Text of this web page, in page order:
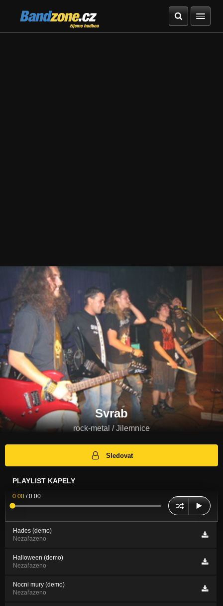
Bandzone.cz
žijeme hudbou
Svrab
rock-metal / Jilemnice
Sledovat
PLAYLIST KAPELY
0:00 /0:00
Hades (demo)
Nezařazeno
Halloween (demo)
Nezařazeno
Nocni mury (demo)
Nezařazeno